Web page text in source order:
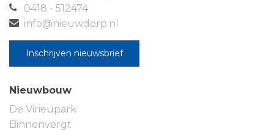
0418 - 512474
info@nieuwdorp.nl
Inschrijven nieuwsbrief
Nieuwbouw
De Virieupark
Binnenvergt